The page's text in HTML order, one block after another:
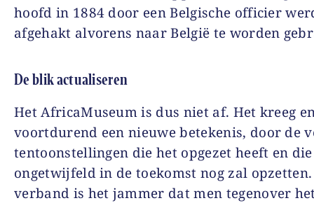
hoofd in 1884 door een Belgische officier
afgehakt alvorens naar België te worden
De blik actualiseren
Het AfricaMuseum is dus niet af. Het kreeg
voortdurend een nieuwe betekenis, door de
tentoonstellingen die het opgezet heeft en
ongetwijfeld in de toekomst nog zal
verband is het jammer dat men tegenover